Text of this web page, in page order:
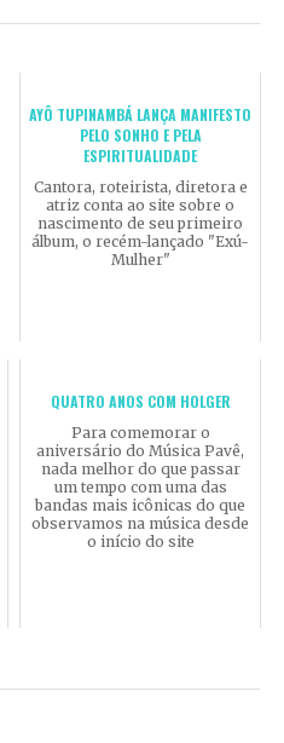
AYÔ TUPINAMBÁ LANÇA MANIFESTO
PELO SONHO E PELA
ESPIRITUALIDADE
Cantora, roteirista, diretora e
atriz conta ao site sobre o
nascimento de seu primeiro
álbum, o recém-lançado "Exú-
Mulher"
QUATRO ANOS COM HOLGER
Para comemorar o
aniversário do Música Pavê,
nada melhor do que passar
um tempo com uma das
bandas mais icônicas do que
observamos na música desde
o início do site